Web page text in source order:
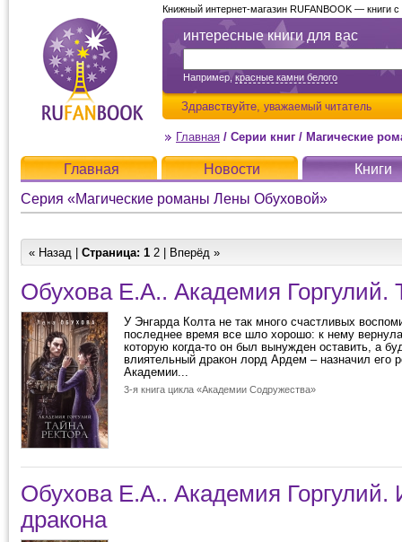
интересные книги для вас
Например,красные камни белого
Здравствуйте, уважаемый читатель
Книжный интернет-магазин RUFANBOOK — книги
Главная / Серии книг / Магические
Главная Новости
Книги
Серия «Магические романы Лены Обуховой»
« Назад | Страница: 1 2 Вперёд »
Обухова Е.А.. Академия Горгулий.
У Энгарда Колта не так много счастливых
последнее время все шло хорошо: к нему
которую когда-то он был вынужден оставить, а
влиятельный дракон лорд Ардем – назначил его
Академии...
3-я книга цикла «Академии Содружества»
Обухова Е.А.. Академия Горгулий.
дракона